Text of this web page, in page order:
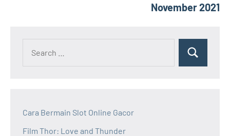
November 2021
Cara Bermain Slot Online Gacor
Film Thor: Love and Thunder